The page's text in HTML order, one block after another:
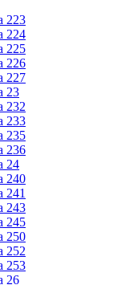
223
224
225
226
227
23
232
233
235
236
24
240
241
243
245
250
252
253
26